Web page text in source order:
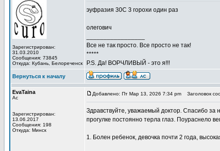
Зарегистрирован:
31.03.2010
Сообщения: 73845
Откуда: Кубань, Белореченск
эуфразия 30С 3 горохи один раз
олегович
Все не так просто. Все просто не так!
*****
P.S. Да! ВОРЧЛИВЫЙ - это я!!!
Вернуться к началу
EvaTaina
Ас
Зарегистрирован:
13.06.2017
Сообщения: 198
Откуда: Минск
Добавлено: Пт Мар 13, 2026 7:34 pm Заголовок
Здравствуйте, уважаемый доктор. Спасибо
прогулке постоянно терла глаз. Поураснело
1. Болен ребенок, девочка почти 2 года,